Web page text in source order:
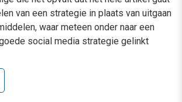
van een strategie in plaats van uitgaan
waar meteen onder naar een
social media strategie gelinkt